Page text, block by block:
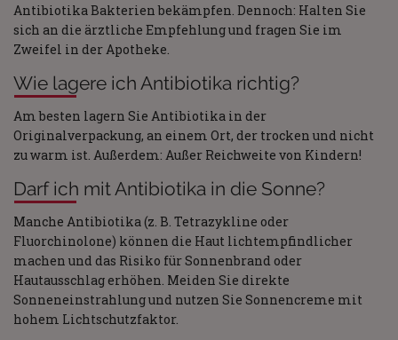
Antibiotika Bakterien bekämpfen. Dennoch: Halten Sie
sich an die ärztliche Empfehlung und fragen Sie im
Zweifel in der Apotheke.
Wie lagere ich Antibiotika richtig?
Am besten lagern Sie Antibiotika in der
Originalverpackung, an einem Ort, der trocken und nicht
zu warm ist. Außerdem: Außer Reichweite von Kindern!
Darf ich mit Antibiotika in die Sonne?
Manche Antibiotika (z. B. Tetrazykline oder
Fluorchinolone) können die Haut lichtempfindlicher
machen und das Risiko für Sonnenbrand oder
Hautausschlag erhöhen. Meiden Sie direkte
Sonneneinstrahlung und nutzen Sie Sonnencreme mit
hohem Lichtschutzfaktor.